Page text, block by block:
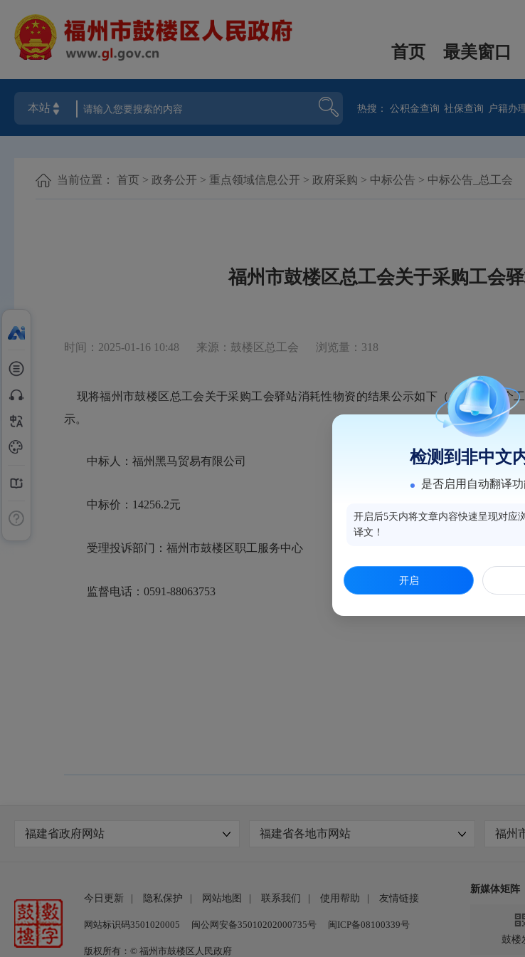
首页 最美窗口
热搜：公积金查询 社保查询 户籍办
当前位置： 首页 > 政务公开 > 重点领域信息公开 > 政府采购 > 中标公告 > 中标公告_总工会
福州市鼓楼区总工会关于采购工会
时间：2025-01-16 10:48 来源：鼓楼区总工会 浏览量：318
现将福州市鼓楼区总工会关于采购工会驿站消耗性物资的结果公示如下（公告期为1个
示。
中标人：福州黑马贸易有限公司
中标价：14256.2元
受理投诉部门：福州市鼓楼区职工服务中心
监督电话：0591-88063753
福建省政府网站 福建省各地市网站 福州
今日更新 隐私保护 网站地图 联系我们 使用帮助 友情链接
网站标识码3501020005 闽公网安备35010202000735号 闽ICP备08100339号
版权所有：© 福州市鼓楼区人民政府
新媒体矩阵
鼓楼
检测到非中文
是否启用自动翻译功
开启后5天内将文章内容快速呈现对应
译文！
开启